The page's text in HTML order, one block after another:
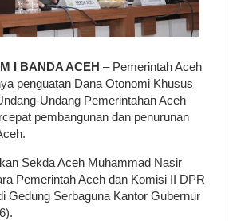
I BANDA ACEH – Pemerintah Aceh
penguatan Dana Otonomi Khusus
Undang Pemerintahan Aceh
pembangunan dan penurunan
Sekda Aceh Muhammad Nasir
Pemerintah Aceh dan Komisi II DPR
Gedung Serbaguna Kantor Gubernur